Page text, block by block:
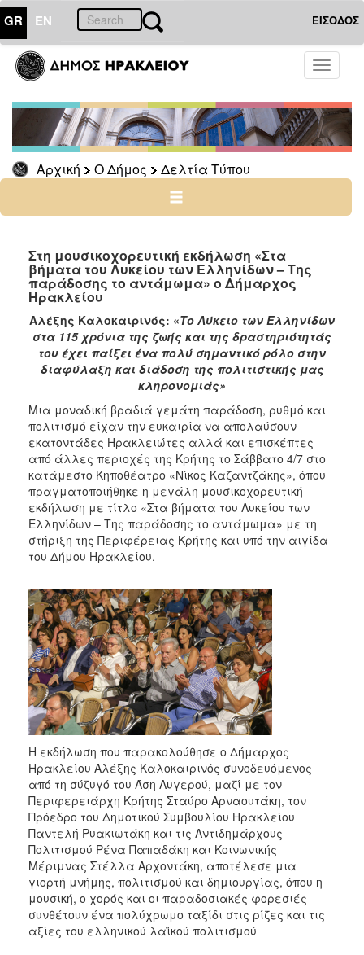
GR EN ΕΙΣΟΔΟΣ
Toggle
Αρχική Ο Δήμος Δελτία Τύπου
ΔΗΜΟΣ
Δελτία
Τύπου
Αρχείο
ΠΟΛΙΤΙΣΜΟΣ
ΑΝΘΕΚΤΙΚΗ
Στη μουσικοχορευτική εκδήλωση «Στα
βήματα του Λυκείου των Ελληνίδων – Της
παράδοσης το αντάμωμα» ο Δήμαρχος
Ηρακλείου
Αλέξης Καλοκαιρινός: «Το Λύκειο των Ελληνίδων
στα 115 χρόνια της ζωής και της δραστηριότητάς
του έχει παίξει ένα πολύ σημαντικό ρόλο στην
διαφύλαξη και διάδοση της πολιτιστικής μας
κληρονομιάς»
Μια μοναδική βραδιά γεμάτη παράδοση, ρυθμό και
πολιτισμό είχαν την ευκαιρία να απολαύσουν
εκατοντάδες Ηρακλειώτες αλλά και επισκέπτες
από άλλες περιοχές της Κρήτης το Σάββατο 4/7 στο
κατάμεστο Κηποθέατρο «Νίκος Καζαντζάκης», όπου
πραγματοποιήθηκε η μεγάλη μουσικοχορευτική
εκδήλωση με τίτλο «Στα βήματα του Λυκείου των
Ελληνίδων – Της παράδοσης το αντάμωμα» με τη
στήριξη της Περιφέρειας Κρήτης και υπό την αιγίδα
του Δήμου Ηρακλείου.
Η εκδήλωση που παρακολούθησε ο Δήμαρχος
Ηρακλείου Αλέξης Καλοκαιρινός συνοδευόμενος
από τη σύζυγό του Άση Λυγερού, μαζί με τον
Περιφερειάρχη Κρήτης Σταύρο Αρναουτάκη, τον
Πρόεδρο του Δημοτικού Συμβουλίου Ηρακλείου
Παντελή Ρυακιωτάκη και τις Αντιδημάρχους
Πολιτισμού Ρένα Παπαδάκη και Κοινωνικής
Μέριμνας Στέλλα Αρχοντάκη, αποτέλεσε μια
γιορτή μνήμης, πολιτισμού και δημιουργίας, όπου η
μουσική, ο χορός και οι παραδοσιακές φορεσιές
συνθέτουν ένα πολύχρωμο ταξίδι στις ρίζες και τις
αξίες του ελληνικού λαϊκού πολιτισμού